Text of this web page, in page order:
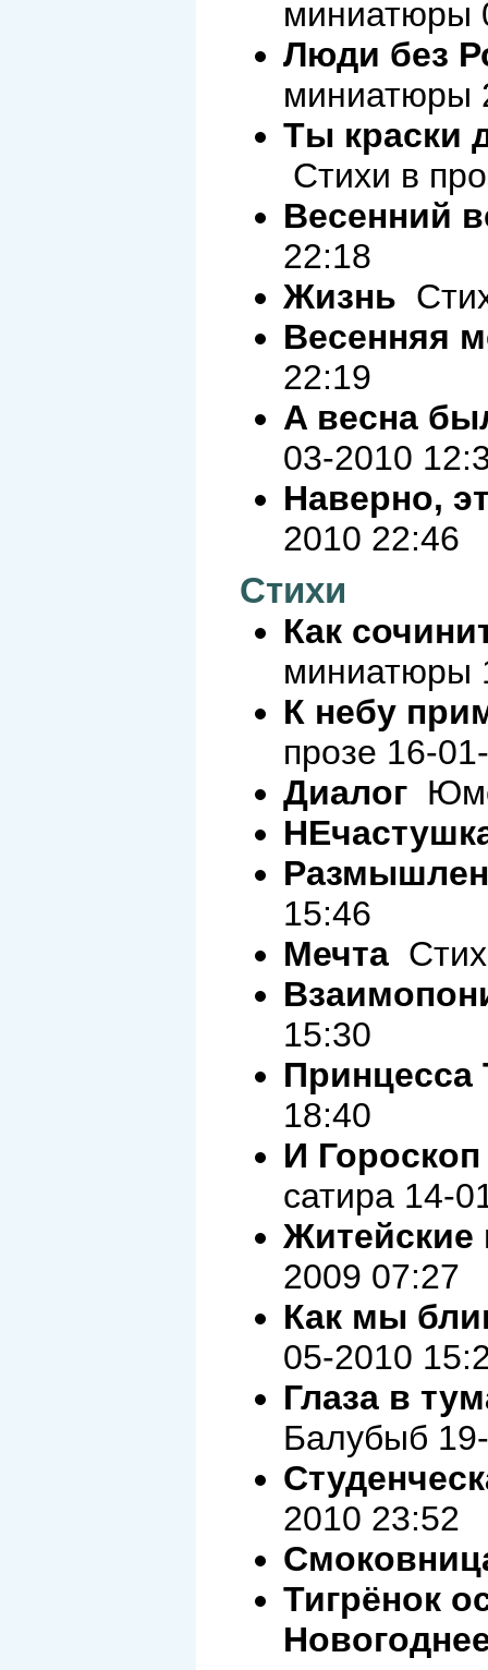
миниатюры
Люди без
миниатюры
Ты краски
Стихи в
Весенний
22:18
Жизнь
Весенняя
22:19
A весна
03-2010
Наверно,
2010 22:46
Стихи
Как
миниатюры
К небу
прозе 16-
Диалог
15:46
Мечта
15:30
Принцесса
18:40
И
сатира 14-
Житейские
2009 07:27
Как мы
05-2010
Глаза в
Балубыб
2010 23:52
Тигрёнок